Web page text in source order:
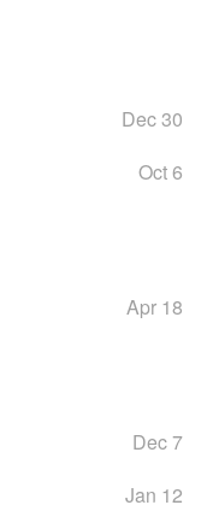
Dec 30
Oct 6
Apr 18
Dec 7
Jan 12